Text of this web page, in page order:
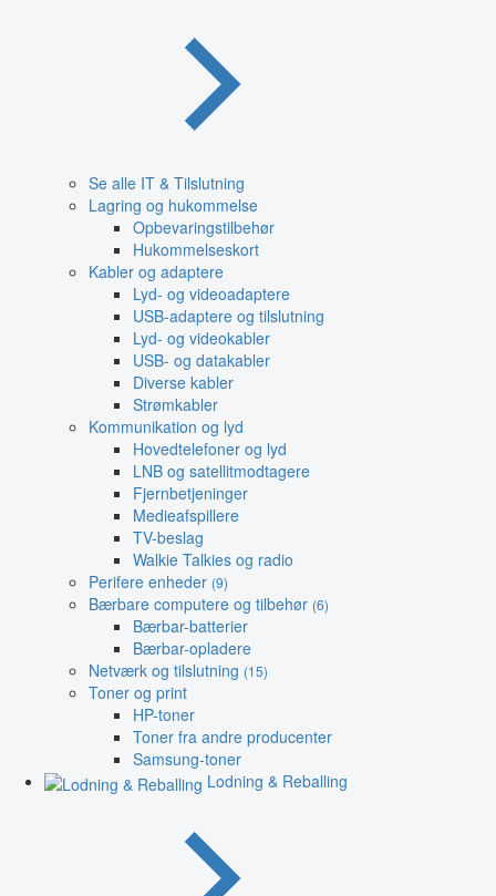
Se alle IT & Tilslutning
Lagring og hukommelse
Opbevaringstilbehør
Hukommelseskort
Kabler og adaptere
Lyd- og videoadaptere
USB-adaptere og tilslutning
Lyd- og videokabler
USB- og datakabler
Diverse kabler
Strømkabler
Kommunikation og lyd
Hovedtelefoner og lyd
LNB og satellitmodtagere
Fjernbetjeninger
Medieafspillere
TV-beslag
Walkie Talkies og radio
Perifere enheder (9)
Bærbare computere og tilbehør (6)
Bærbar-batterier
Bærbar-opladere
Netværk og tilslutning (15)
Toner og print
HP-toner
Toner fra andre producenter
Samsung-toner
Lodning & Reballing